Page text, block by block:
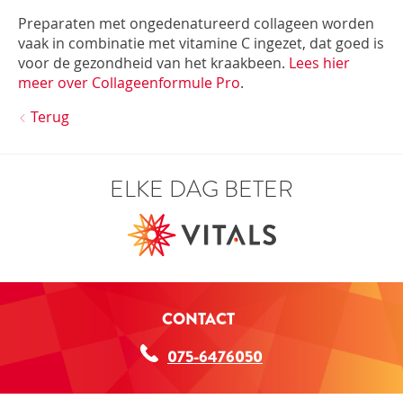
Preparaten met ongedenatureerd collageen worden
vaak in combinatie met vitamine C ingezet, dat goed is
voor de gezondheid van het kraakbeen. Lees hier
meer over Collageenformule Pro.
Terug
ELKE DAG BETER
CONTACT
075-6476050